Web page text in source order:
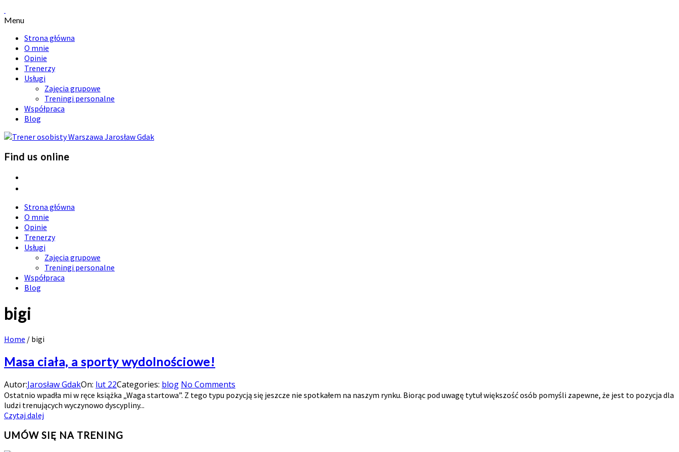
Menu
Strona główna
O mnie
Opinie
Trenerzy
Usługi
Zajęcia grupowe
Treningi personalne
Współpraca
Blog
Find us online
Strona główna
O mnie
Opinie
Trenerzy
Usługi
Zajęcia grupowe
Treningi personalne
Współpraca
Blog
bigi
Home / bigi
Masa ciała, a sporty wydolnościowe!
Autor:Jarosław GdakOn: lut 22Categories: blog No Comments
Ostatnio wpadła mi w ręce książka „Waga startowa”. Z tego typu pozycją się jeszcze nie spotkałem na naszym rynku. Biorąc pod uwagę tytuł większość osób pomyśli zapewne, że jest to pozycja dla
ludzi trenujących wyczynowo dyscypliny...
Czytaj dalej
UMÓW SIĘ NA TRENING